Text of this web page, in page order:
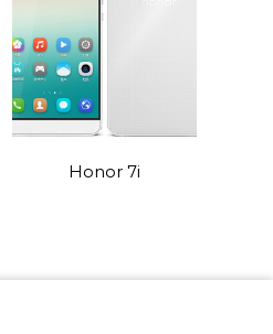
Honor 7i